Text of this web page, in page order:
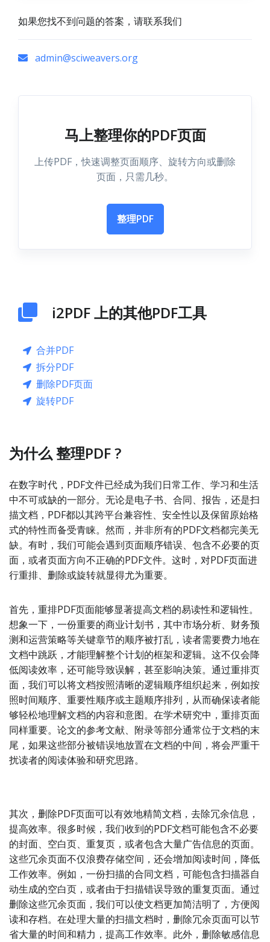
如果您找不到问题的答案，请联系我们
admin@sciweavers.org
马上整理你的PDF页面
上传PDF，快速调整页面顺序、旋转方向或删除
页面，只需几秒。
整理PDF
i2PDF 上的其他PDF工具
合并PDF
拆分PDF
删除PDF页面
旋转PDF
为什么 整理PDF ?
在数字时代，PDF文件已经成为我们日常工作、学习和生活
中不可或缺的一部分。无论是电子书、合同、报告，还是扫
描文档，PDF都以其跨平台兼容性、安全性以及保留原始格
式的特性而备受青睐。然而，并非所有的PDF文档都完美无
缺。有时，我们可能会遇到页面顺序错误、包含不必要的页
面，或者页面方向不正确的PDF文件。这时，对PDF页面进
行重排、删除或旋转就显得尤为重要。
首先，重排PDF页面能够显著提高文档的易读性和逻辑性。
想象一下，一份重要的商业计划书，其中市场分析、财务预
测和运营策略等关键章节的顺序被打乱，读者需要费力地在
文档中跳跃，才能理解整个计划的框架和逻辑。这不仅会降
低阅读效率，还可能导致误解，甚至影响决策。通过重排页
面，我们可以将文档按照清晰的逻辑顺序组织起来，例如按
照时间顺序、重要性顺序或主题顺序排列，从而确保读者能
够轻松地理解文档的内容和意图。在学术研究中，重排页面
同样重要。论文的参考文献、附录等部分通常位于文档的末
尾，如果这些部分被错误地放置在文档的中间，将会严重干
扰读者的阅读体验和研究思路。
其次，删除PDF页面可以有效地精简文档，去除冗余信息，
提高效率。很多时候，我们收到的PDF文档可能包含不必要
的封面、空白页、重复页，或者包含大量广告信息的页面。
这些冗余页面不仅浪费存储空间，还会增加阅读时间，降低
工作效率。例如，一份扫描的合同文档，可能包含扫描器自
动生成的空白页，或者由于扫描错误导致的重复页面。通过
删除这些冗余页面，我们可以使文档更加简洁明了，方便阅
读和存档。在处理大量的扫描文档时，删除冗余页面可以节
省大量的时间和精力，提高工作效率。此外，删除敏感信息